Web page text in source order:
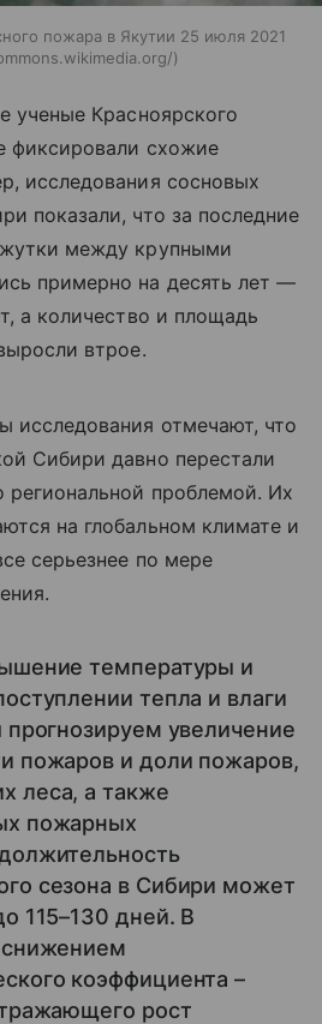
пожара в Якутии 25 июля 2021
ученые Красноярского
фиксировали схожие
исследования сосновых
показали, что за последние
между крупными
примерно на десять лет —
а количество и площадь
втрое.
исследования отмечают, что
Сибири давно перестали
региональной проблемой. Их
на глобальном климате и
серьезнее по мере
температуры и
тепла и влаги
увеличение
пожаров и доли пожаров,
леса, а также
пожарных
сезона в Сибири может
115–130 дней. В
снижением
коэффициента –
рост